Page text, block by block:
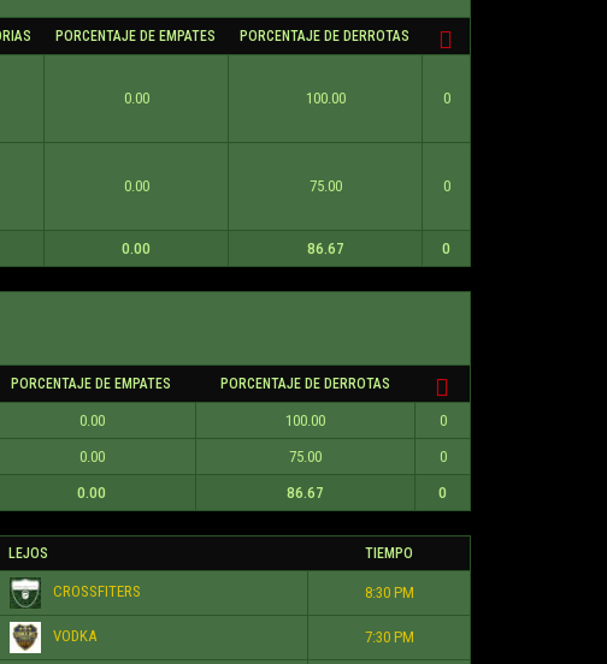
PORCENTAJE DE EMPATES PORCENTAJE DE DERROTAS
0.00 100.00 0
0.00 75.00 0
0.00 86.67 0
PORCENTAJE DE EMPATES PORCENTAJE DE DERROTAS
0.00 100.00
0
0.00 75.00
0
0.00 86.67 0
LEJOS TIEMPO
CROSSFITERS 8:30 PM
VODKA 7:30 PM